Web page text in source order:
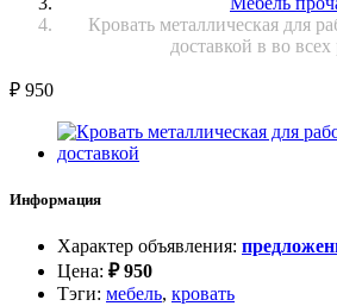
Кровать металлическая для
доставкой в во всех
₽ 950
Информация
Характер объявления:
Цена: ₽950
Тэги: мебель, кровать